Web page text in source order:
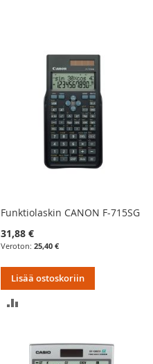
Funktiolaskin CANON F-715SG
31,88 €
25,40 €
Lisää ostoskoriin